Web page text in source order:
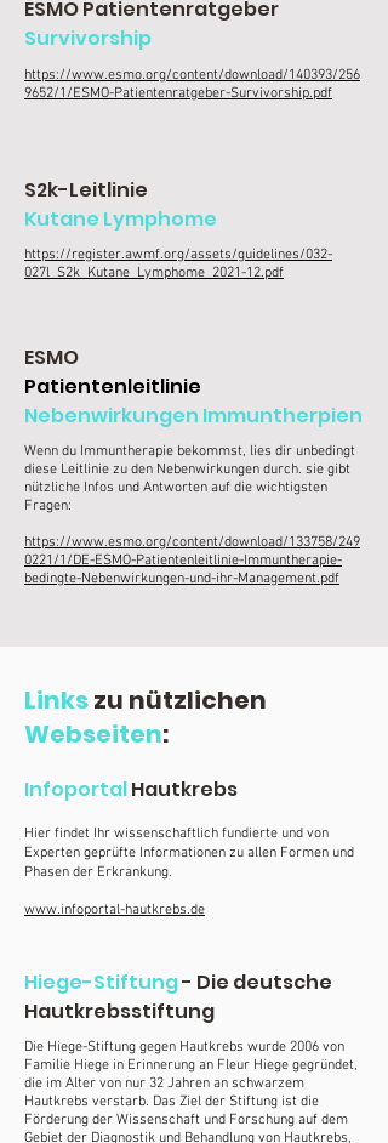
ESMO Patientenratgeber
Survivorship
https://www.esmo.org/content/download/140393/256
9652/1/ESMO-Patientenratgeber-Survivorship.pdf
S2k-Leitlinie
Kutane Lymphome
https://register.awmf.org/assets/guidelines/032-
027l_S2k_Kutane_Lymphome_2021-12.pdf
ESMO
Patientenleitlinie
Nebenwirkungen Immuntherpien
Wenn du Immuntherapie bekommst, lies dir unbedingt
diese Leitlinie zu den Nebenwirkungen durch. sie gibt
nützliche Infos und Antworten auf die wichtigsten
Fragen:
https://www.esmo.org/content/download/133758/249
0221/1/DE-ESMO-Patientenleitlinie-Immuntherapie-
bedingte-Nebenwirkungen-und-ihr-Management.pdf
Linkszu nützlichen
Webseiten:
InfoportalHautkrebs
Hier findet Ihr wissenschaftlich fundierte und von
Experten geprüfte Informationen zu allen Formen und
Phasen der Erkrankung.
www.infoportal-hautkrebs.de
Hiege-Stiftung- Die deutsche
Hautkrebsstiftung
Die Hiege-Stiftung gegen Hautkrebs wurde 2006 von
Familie Hiege in Erinnerung an Fleur Hiege gegründet,
die im Alter von nur 32 Jahren an schwarzem
Hautkrebs verstarb. Das Ziel der Stiftung ist die
Förderung der Wissenschaft und Forschung auf dem
Gebiet der Diagnostik und Behandlung von Hautkrebs,